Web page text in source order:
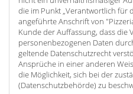
die im Punkt „Verantwortlich für
angeführte Anschrift von
Kunde der Auffassung, dass die
personenbezogenen Daten
geltende Datenschutzrecht
Ansprüche in einer anderen
die Möglichkeit, sich bei der
(Datenschutzbehörde) zu